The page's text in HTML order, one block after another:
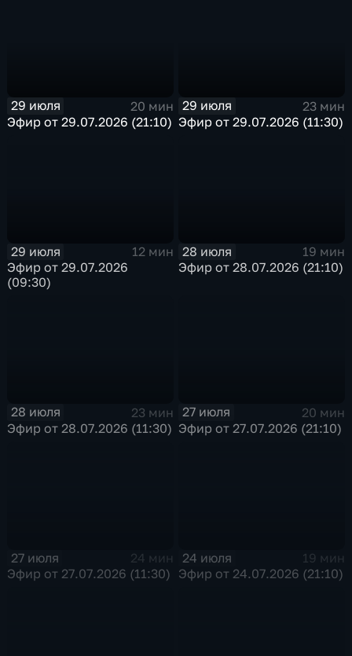
29 июля
20 мин
Эфир от 29.07.2026 (21:10)
29 июля
23 мин
Эфир от 29.07.2026 (11:30)
29 июля
12 мин
Эфир от 29.07.2026
(09:30)
28 июля
19 мин
Эфир от 28.07.2026 (21:10)
28 июля
23 мин
Эфир от 28.07.2026 (11:30)
27 июля
20 мин
Эфир от 27.07.2026 (21:10)
27 июля
24 мин
Эфир от 27.07.2026 (11:30)
24 июля
19 мин
Эфир от 24.07.2026 (21:10)